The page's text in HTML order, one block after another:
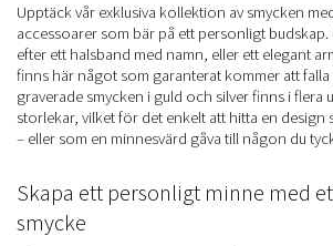
Upptäck vår exklusiva kollektion av smycken
accessoarer som bär på ett personligt budskap.
efter ett halsband med namn, eller ett elegant
finns här något som garanterat kommer att falla
graverade smycken i guld och silver finns i flera
storlekar, vilket för det enkelt att hitta en design
– eller som en minnesvärd gåva till någon du
Skapa ett personligt minne med
smycke